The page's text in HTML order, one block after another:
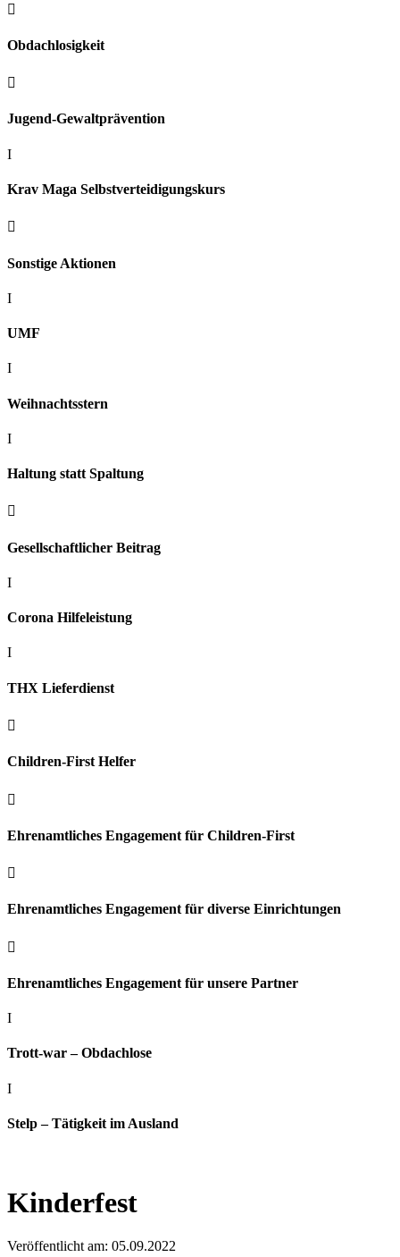

Obdachlosigkeit

Jugend-Gewaltprävention
I
Krav Maga Selbstverteidigungskurs

Sonstige Aktionen
I
UMF
I
Weihnachtsstern
I
Haltung statt Spaltung

Gesellschaftlicher Beitrag
I
Corona Hilfeleistung
I
THX Lieferdienst

Children-First Helfer

Ehrenamtliches Engagement für Children-First

Ehrenamtliches Engagement für diverse Einrichtungen

Ehrenamtliches Engagement für unsere Partner
I
Trott-war – Obdachlose
I
Stelp – Tätigkeit im Ausland
Kinderfest
Veröffentlicht am: 05.09.2022